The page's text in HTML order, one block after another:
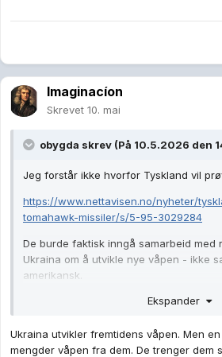
Imaginacíon
Skrevet 10. mai
obygda skrev (På 10.5.2026 den
Jeg forstår ikke hvorfor Tyskland vil
https://www.nettavisen.no/nyheter/
tomahawk-missiler/s/5-95-3029284
De burde faktisk inngå samarbeid med
Ukraina om å utvikle nye våpen - ikke
amerikansk.
Ekspander
Ukraina utvikler fremtidens våpen. Men
mengder våpen fra dem. De trenger dem